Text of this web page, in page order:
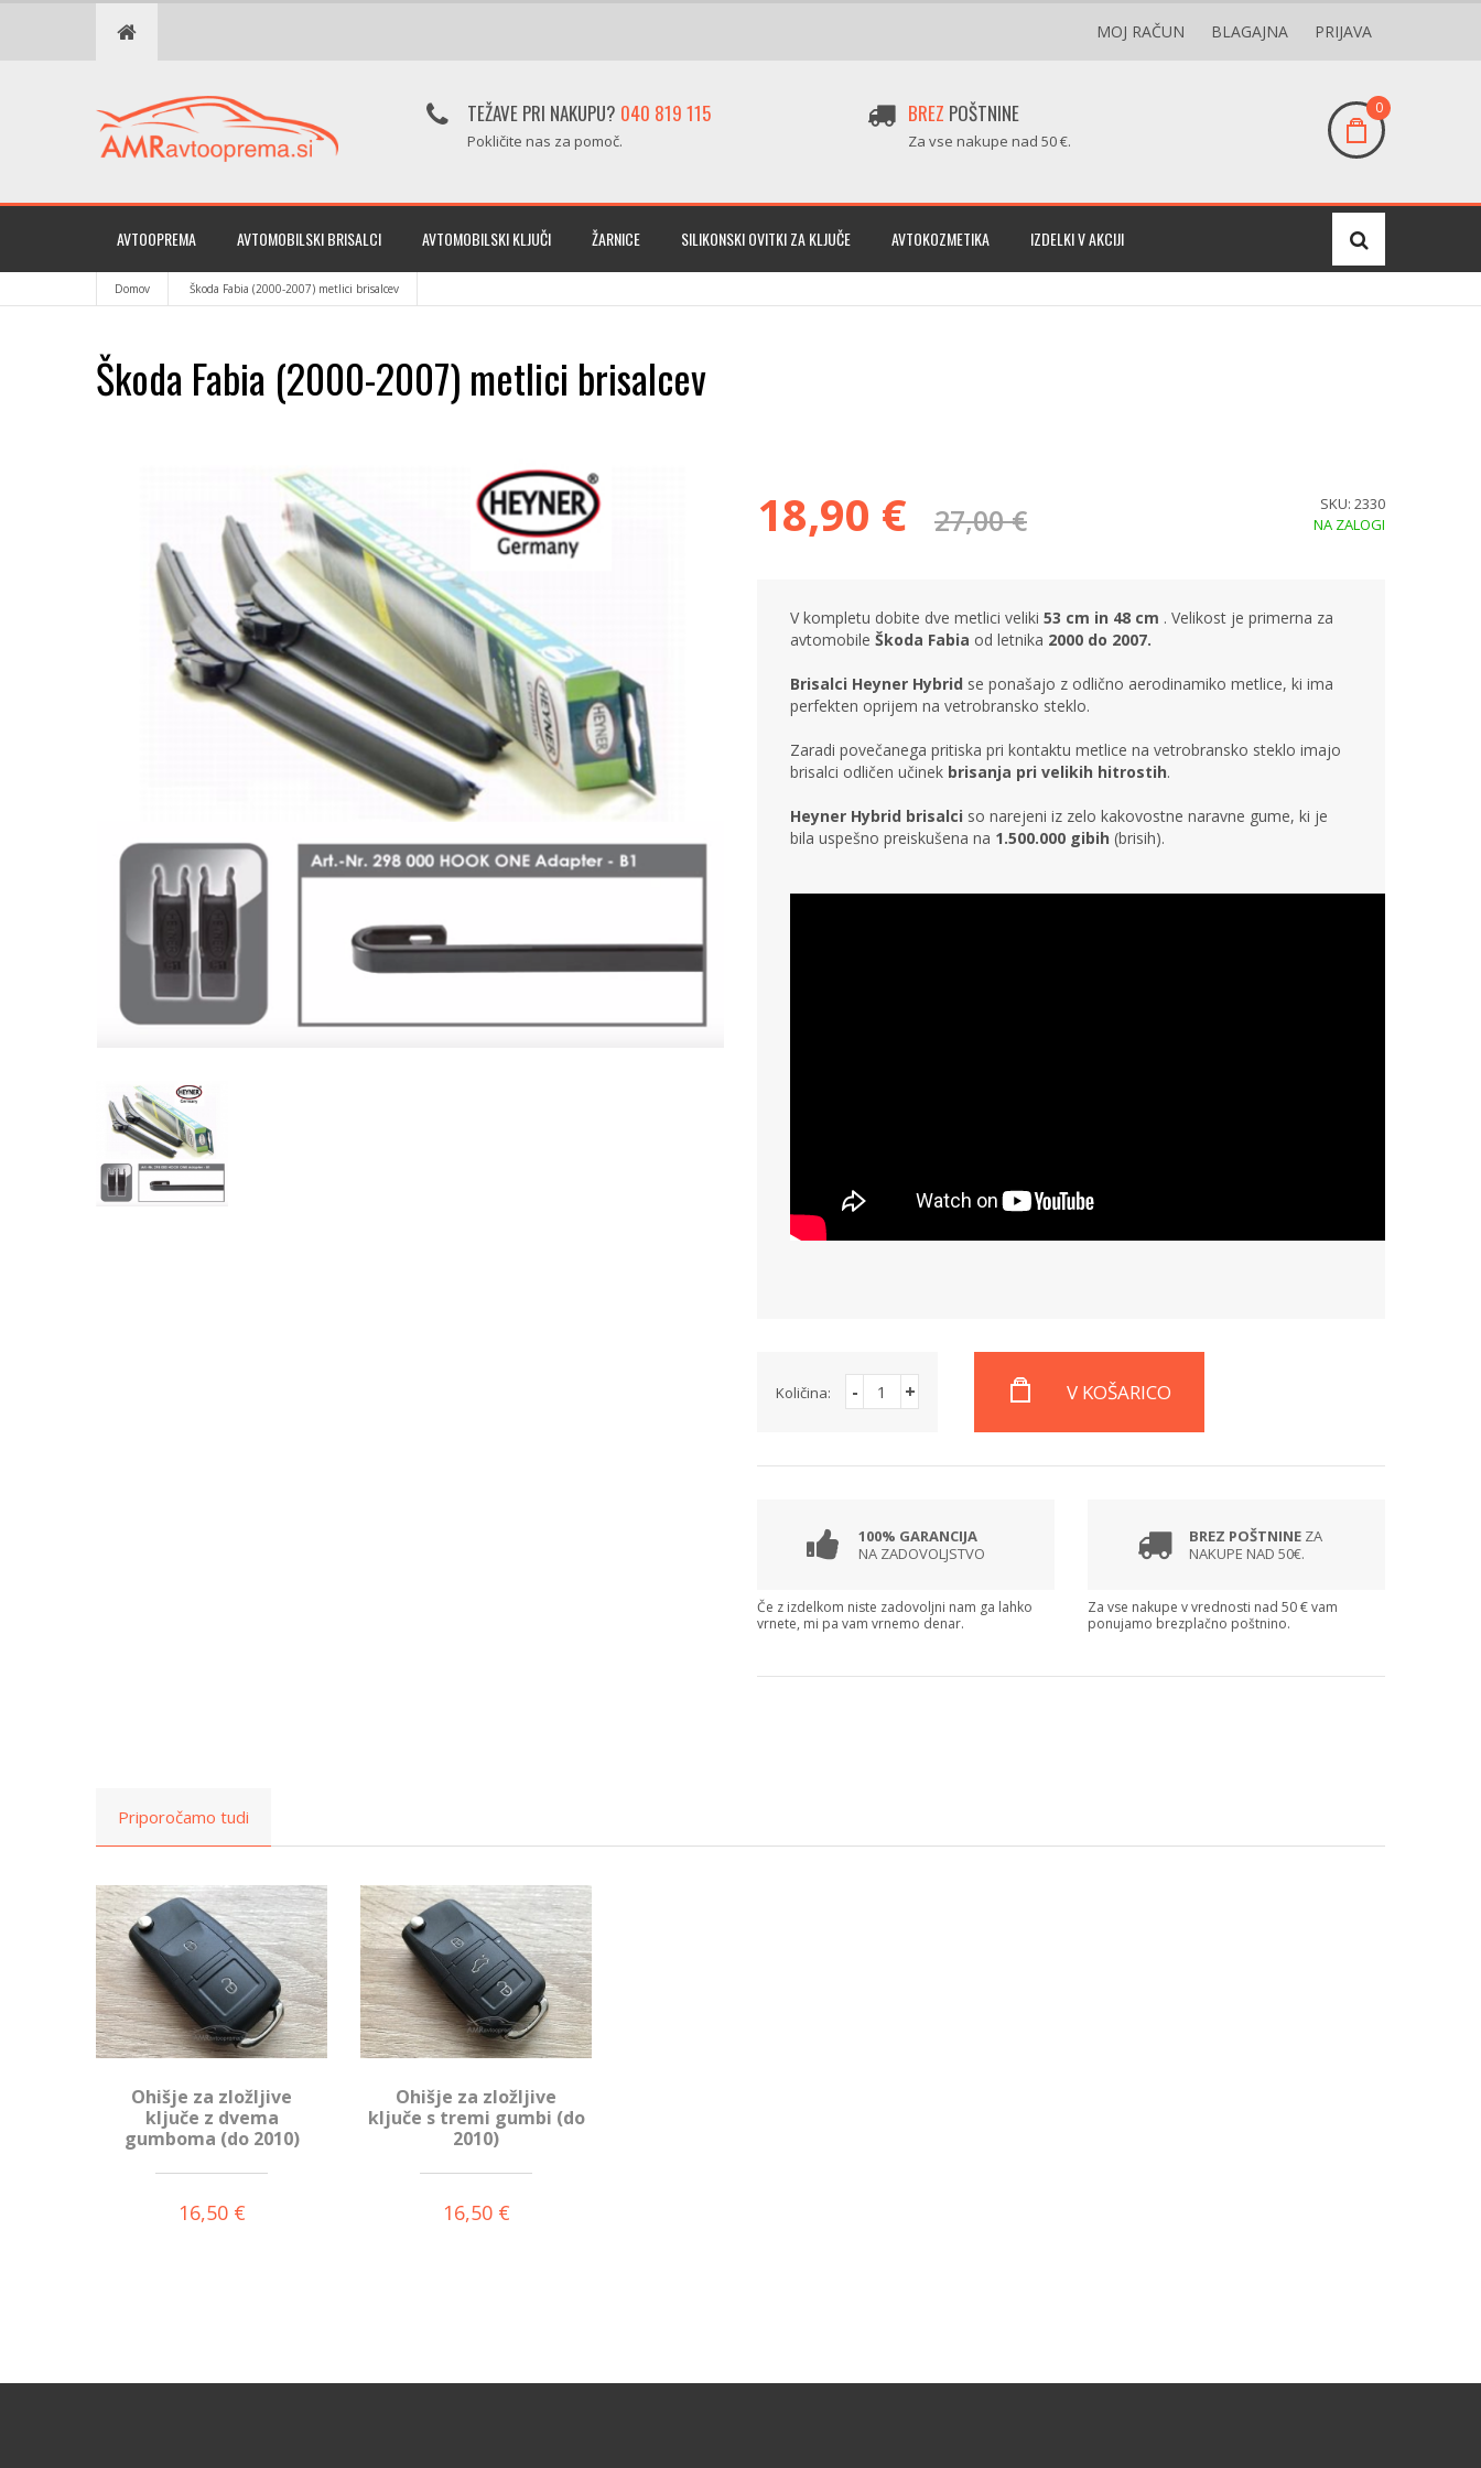
MOJ RAČUN BLAGAJNA PRIJAVA
TEŽAVE PRI NAKUPU? 040 819 115
Pokličite nas za pomoč.
BREZ POŠTNINE
Za vse nakupe nad 50 €.
0
AVTOOPREMA AVTOMOBILSKI BRISALCI AVTOMOBILSKI KLJUČI ŽARNICE SILIKONSKI OVITKI ZA KLJUČE AVTOKOZMETIKA IZDELKI V AKCIJI
Domov Škoda Fabia (2000-2007) metlici brisalcev
Škoda Fabia (2000-2007) metlici brisalcev
SKU: 2330
NA ZALOGI
18,90 € 27,00 €
V kompletu dobite dve metlici veliki 53 cm in 48 cm . Velikost je primerna za
avtomobile Škoda Fabia od letnika 2000 do 2007.
Brisalci Heyner Hybrid se ponašajo z odlično aerodinamiko metlice, ki ima
perfekten oprijem na vetrobransko steklo.
Zaradi povečanega pritiska pri kontaktu metlice na vetrobransko steklo imajo
brisalci odličen učinek brisanja pri velikih hitrostih.
Heyner Hybrid brisalci so narejeni iz zelo kakovostne naravne gume, ki je
bila uspešno preiskušena na 1.500.000 gibih (brisih).
Količina: - + V KOŠARICO
100% GARANCIJA
NA ZADOVOLJSTVO
Če z izdelkom niste zadovoljni nam ga lahko
vrnete, mi pa vam vrnemo denar.
BREZ POŠTNINE ZA
NAKUPE NAD 50€.
Za vse nakupe v vrednosti nad 50 € vam
ponujamo brezplačno poštnino.
Priporočamo tudi
Ohišje za zložljive
ključe z dvema
gumboma (do 2010)
16,50 €
Ohišje za zložljive
ključe s tremi gumbi (do
2010)
16,50 €